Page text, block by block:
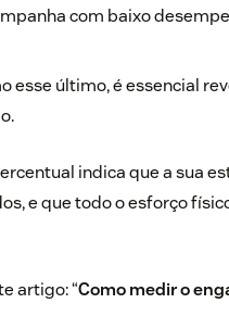
com baixo
esse último, é essencial
indica que a sua
e que todo o esforço
artigo: “Como medir o